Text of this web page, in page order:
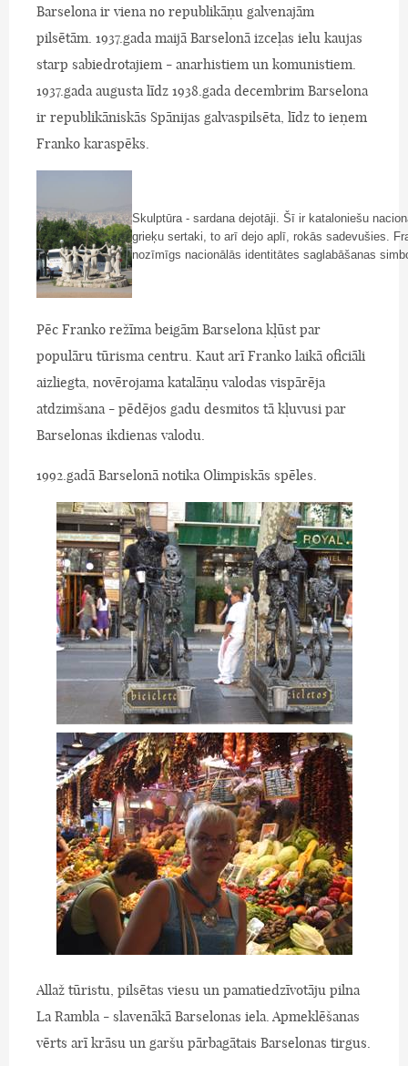
Barselona ir viena no republikāņu galvenajām
pilsētām. 1937.gada maijā Barselonā izceļas ielu kaujas
starp sabiedrotajiem - anarhistiem un komunistiem.
1937.gada augusta līdz 1938.gada decembrim Barselona
ir republikāniskās Spānijas galvaspilsēta, līdz to ieņem
Franko karaspēks.
Skulptūra - sardana dejotāji. Šī ir kataloniešu
grieķu sertaki, to arī dejo aplī, rokās sadevušies.
nozīmīgs nacionālās identitātes saglabāšanas
Pēc Franko režīma beigām Barselona kļūst par
populāru tūrisma centru. Kaut arī Franko laikā oficiāli
aizliegta, novērojama katalāņu valodas vispārēja
atdzimšana - pēdējos gadu desmitos tā kļuvusi par
Barselonas ikdienas valodu.
1992.gadā Barselonā notika Olimpiskās spēles.
Allaž tūristu, pilsētas viesu un pamatiedzīvotāju pilna
La Rambla - slavenākā Barselonas iela. Apmeklēšanas
vērts arī krāsu un garšu pārbagātais Barselonas tirgus.